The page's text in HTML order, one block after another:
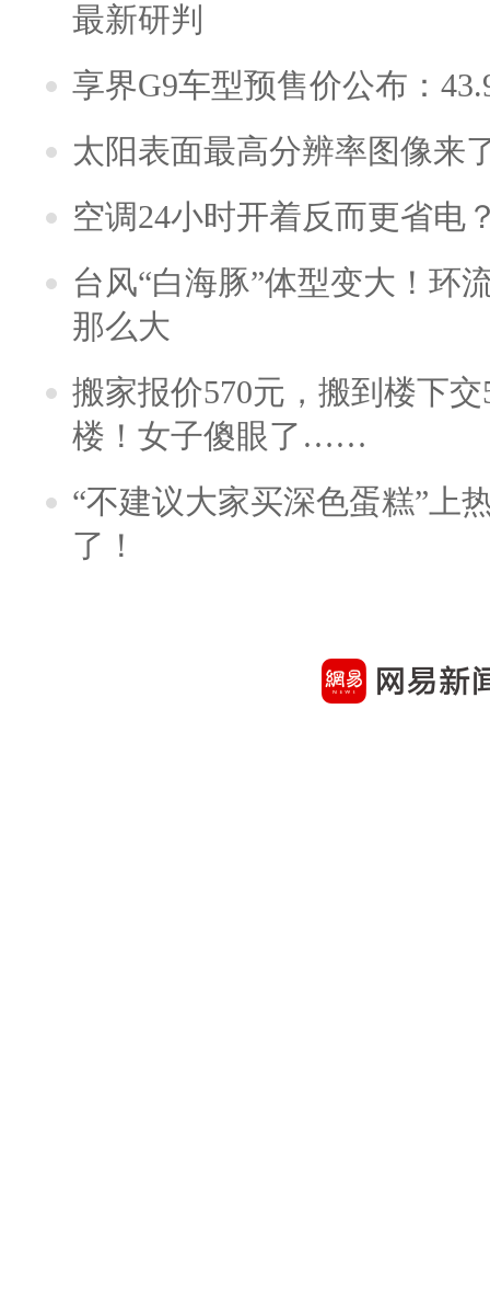
最新研判
享界G9车型预售价公布：
太阳表面最高分辨率图像来
空调24小时开着反而更省电
台风“白海豚”体型变大！环
那么大
搬家报价570元，搬到楼下
楼！女子傻眼了……
“不建议大家买深色蛋糕”上
了！